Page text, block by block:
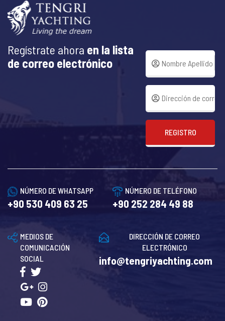
Regístrate ahora en la lista
de correo electrónico
REGISTRO
NÚMERO DE WHATSAPP
+90 530 409 63 25
NÚMERO DE TELÉFONO
+90 252 284 49 88
DIRECCIÓN DE CORREO
ELECTRÓNICO
info@tengriyachting.com
MEDIOS DE
COMUNICACIÓN
SOCIAL